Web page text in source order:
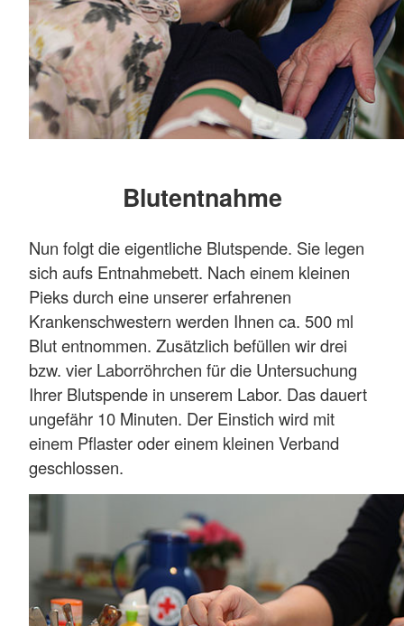
Blutentnahme
Nun folgt die eigentliche Blutspende. Sie legen
sich aufs Entnahmebett. Nach einem kleinen
Pieks durch eine unserer erfahrenen
Krankenschwestern werden Ihnen ca. 500 ml
Blut entnommen. Zusätzlich befüllen wir drei
bzw. vier Laborröhrchen für die Untersuchung
Ihrer Blutspende in unserem Labor. Das dauert
ungefähr 10 Minuten. Der Einstich wird mit
einem Pflaster oder einem kleinen Verband
geschlossen.